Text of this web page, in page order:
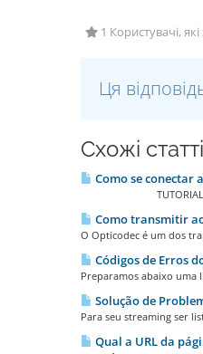
1 Користувачі,
Ця
Схожі статті
Como se conectar
TUTORIAL EM
Como transmitir
O Opticodec é um dos
Códigos de Erros
Preparamos abaixo uma
Solução de
Para seu streaming ser
Qual a URL da